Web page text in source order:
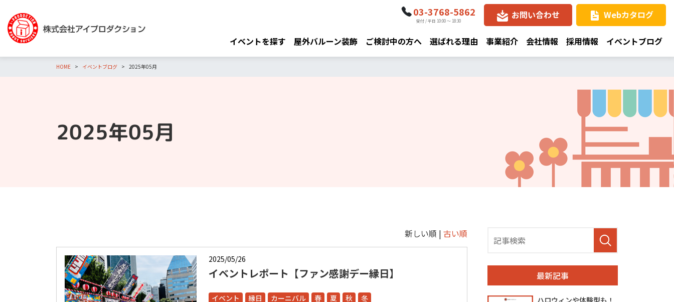
イベントを探す 屋外バルーン装飾 ご検討中の方へ 選ばれる理由 事業紹介 会社情報 採用情報 イベントブログ
03-3768-5862
受付 / 平日 10:00 ～ 18:30
お問い合わせ Webカタログ
HOME イベントブログ 2025年05月
2025年05月
新しい順 | 古い順
2025/05/26
イベントレポート【ファン感謝デー縁日】
イベント 縁日 カーニバル 春 夏 秋 冬
最新記事
ハロウィンや体験型も！